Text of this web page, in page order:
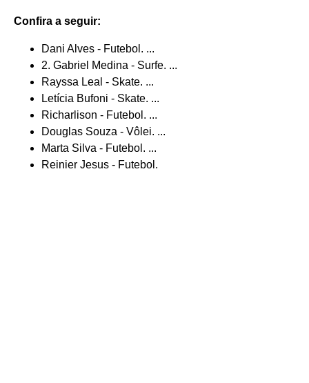
Confira a seguir:
Dani Alves - Futebol. ...
2. Gabriel Medina - Surfe. ...
Rayssa Leal - Skate. ...
Letícia Bufoni - Skate. ...
Richarlison - Futebol. ...
Douglas Souza - Vôlei. ...
Marta Silva - Futebol. ...
Reinier Jesus - Futebol.